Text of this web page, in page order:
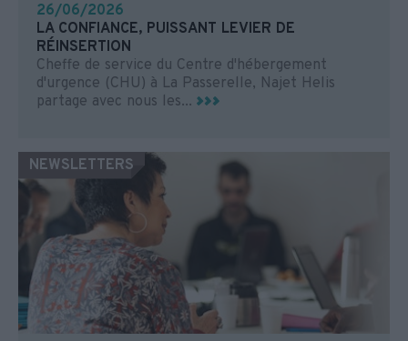
26/06/2026
LA CONFIANCE, PUISSANT LEVIER DE
RÉINSERTION
Cheffe de service du Centre d'hébergement
d'urgence (CHU) à La Passerelle, Najet Helis
partage avec nous les...
NEWSLETTERS